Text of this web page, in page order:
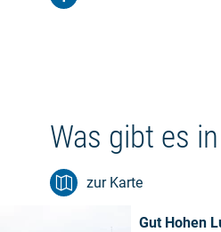
Was gibt es
zur Karte
Gut Hohen